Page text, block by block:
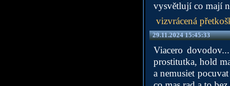
vysvětlují co mají
vizvrácená
29.11.2024 15:45:33
Viacero
prostitutka, hold
a nemusiet